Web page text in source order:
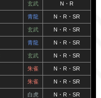
玄武 N・R
青龍 N・R・SR
玄武 N・R・SR
青龍 N・R・SR
玄武 N・R・SR
朱雀 N・R・SR
朱雀 N・R・SR
白虎 N・R・SR